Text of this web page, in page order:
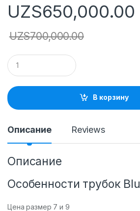
UZS650,000.00
UZS700,000.00
Q
u
a
t
i
В корзину
Описание Reviews
Описание
Особенности трубок
Цена размер 7 и 9